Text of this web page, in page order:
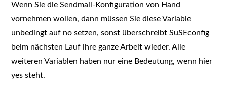
Wenn Sie die Sendmail-Konfiguration von Hand
vornehmen wollen, dann müssen Sie diese Variable
unbedingt auf no setzen, sonst überschreibt SuSEconfig
beim nächsten Lauf ihre ganze Arbeit wieder. Alle
weiteren Variablen haben nur eine Bedeutung, wenn hier
yes steht.